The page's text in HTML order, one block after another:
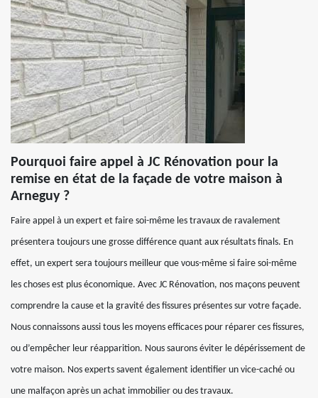
Pourquoi faire appel à JC Rénovation pour la
remise en état de la façade de votre maison à
Arneguy ?
Faire appel à un expert et faire soi-même les travaux de ravalement
présentera toujours une grosse différence quant aux résultats finals. En
effet, un expert sera toujours meilleur que vous-même si faire soi-même
les choses est plus économique. Avec JC Rénovation, nos maçons peuvent
comprendre la cause et la gravité des fissures présentes sur votre façade.
Nous connaissons aussi tous les moyens efficaces pour réparer ces fissures,
ou d’empêcher leur réapparition. Nous saurons éviter le dépérissement de
votre maison. Nos experts savent également identifier un vice-caché ou
une malfaçon après un achat immobilier ou des travaux.